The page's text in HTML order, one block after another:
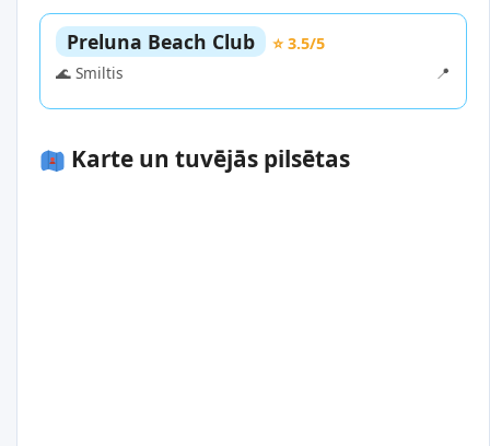
Preluna Beach Club
⭐ 3.5/5
🌊 Smiltis
📍
Karte un tuvējās pilsētas